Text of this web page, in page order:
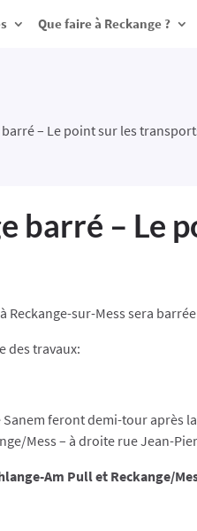
Que faire à Reckange ?
– Le point sur les
barré – Le
sur-Mess sera
des travaux:
feront demi-tour après
Mess – à droite rue Jean-
Am Pull et Reckange/